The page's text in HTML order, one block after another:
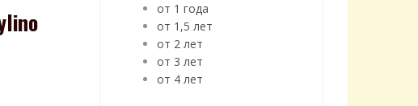
от 1 года
от 1,5 лет
от 2 лет
от 3 лет
от 4 лет